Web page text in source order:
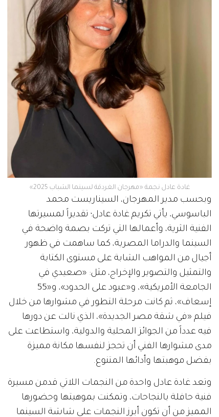
غادة عادل نجمة «مهرجان الغردقة لسينما الشباب 2025»
وبحسب مدير المهرجان، السيناريست محمد
الباسوسي، يأتي تكريم غادة عادل؛ تقديراً لمسيرتها
الفنية الثرية، وأعمالها التي تركت بصمة واضحة في
السينما والدراما المصرية، كما ساهمت في ظهور
أجيال من المواهب الشابة على مستوى الكتابة
والتمثيل والتصوير والإخراج، مثل: «صعيدي في
الجامعة الأمريكية»، و«عبود على الحدود»، و«55
إسعاف»، ثم كانت مرحلة التطور في مشوارها من خلال
فيلم «في شقة مصر الجديدة»، الذي نالت عن دورها
فيه عدداً من الجوائز المحلية والدولية، واستطاعت على
مدى مشوارها الفني أن تحجز لنفسها مكانة مميزة
بفضل موهبتها وأدائها المتنوع.
وتعد غادة عادل واحدة من النجمات اللاتي قدمن مسيرة
فنية حافلة بالنجاحات، وتمكنت بموهبتها وحضورها
المميز من أن تكون أبرز النجمات على شاشة السينما